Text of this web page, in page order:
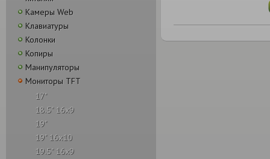
Камеры Web
Клавиатуры
Колонки
Копиры
Манипуляторы
Мониторы TFT
17"
18.5" 16x9
19"
19" 16x10
19.5" 16x9